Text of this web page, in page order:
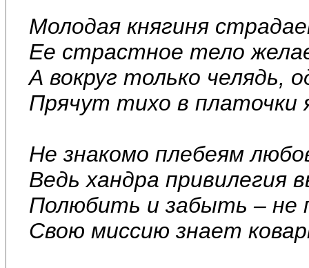
Молодая княгиня
Ее страстное тело
А вокруг только челядь,
Прячут тихо в платочки
Не знакомо плебеям
Ведь хандра привилегия
Полюбить и забыть – не
Свою миссию знает